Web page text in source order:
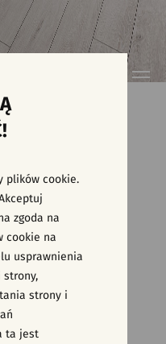
PŁYTEK
plików cookie.
zgoda na
cookie na
usprawnienia
strony,
strony i
ta jest